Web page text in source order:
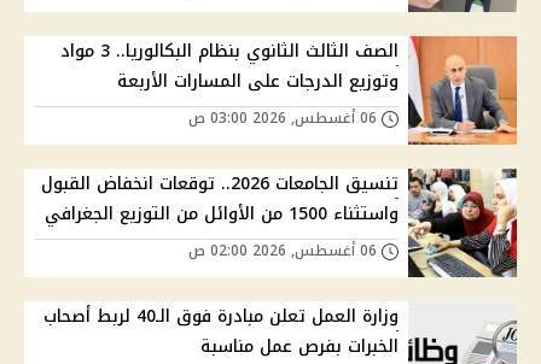
الصف الثالث الثانوي بنظام البكالوريا.. 3 مواد
وتوزيع الدرجات على المسارات الأربعة
تنسيق الجامعات 2026.. توقعات انخفاض القبول
واستثناء 1500 من الأوائل من التوزيع الجغرافي
وزارة العمل تعلن مبادرة فوق الـ40 لربط أصحاب
الخبرات بفرص عمل مناسبة